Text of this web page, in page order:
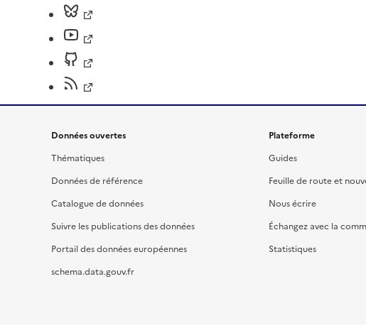
Données ouvertes
Thématiques
Données de référence
Catalogue de données
Suivre les publications des données
Portail des données européennes
schema.data.gouv.fr
Plateforme
Guides
Feuille de route et
Nous écrire
Échangez avec la
Statistiques